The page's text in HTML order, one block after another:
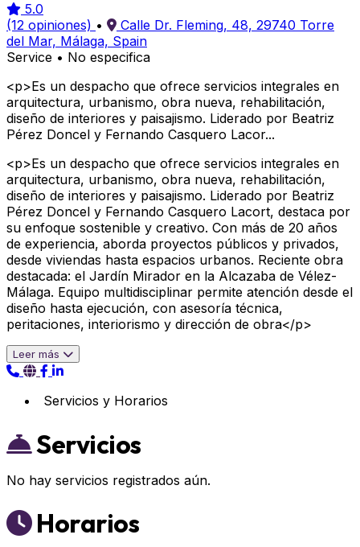
5.0
(12 opiniones) •
Calle Dr. Fleming, 48, 29740 Torre
del Mar, Málaga, Spain
Service • No especifica
<p>Es un despacho que ofrece servicios integrales en
arquitectura, urbanismo, obra nueva, rehabilitación,
diseño de interiores y paisajismo. Liderado por Beatriz
Pérez Doncel y Fernando Casquero Lacor...
<p>Es un despacho que ofrece servicios integrales en
arquitectura, urbanismo, obra nueva, rehabilitación,
diseño de interiores y paisajismo. Liderado por Beatriz
Pérez Doncel y Fernando Casquero Lacort, destaca por
su enfoque sostenible y creativo. Con más de 20 años
de experiencia, aborda proyectos públicos y privados,
desde viviendas hasta espacios urbanos. Reciente obra
destacada: el Jardín Mirador en la Alcazaba de Vélez-
Málaga. Equipo multidisciplinar permite atención desde el
diseño hasta ejecución, con asesoría técnica,
peritaciones, interiorismo y dirección de obra</p>
Leer más
Servicios y Horarios
Servicios
No hay servicios registrados aún.
Horarios